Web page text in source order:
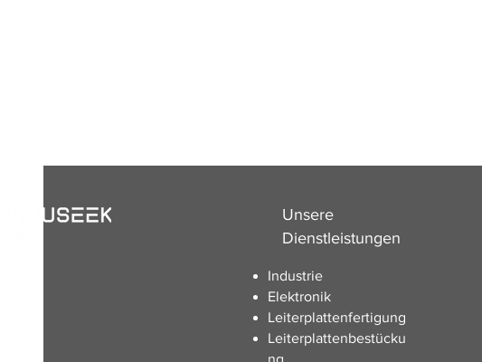
Unsere
Dienstleistungen
Industrie
Elektronik
Leiterplattenfertigung
Leiterplattenbestücku
ng